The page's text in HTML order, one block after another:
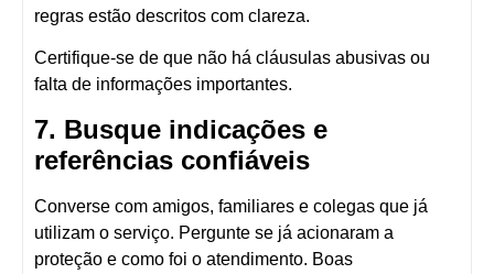
regras estão descritos com clareza.
Certifique-se de que não há cláusulas abusivas ou
falta de informações importantes.
7. Busque indicações e
referências confiáveis
Converse com amigos, familiares e colegas que já
utilizam o serviço. Pergunte se já acionaram a
proteção e como foi o atendimento. Boas